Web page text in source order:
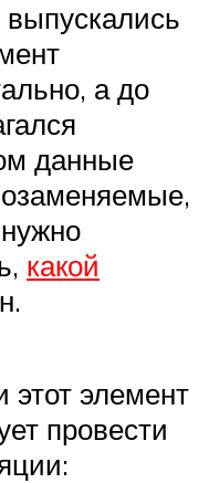
а до
данные
какой
этот элемент
провести